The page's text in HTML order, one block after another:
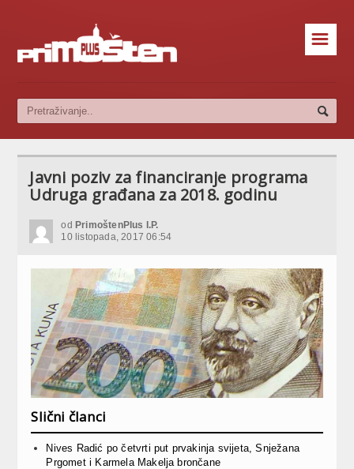
☰
Javni poziv za financiranje programa
Udruga građana za 2018. godinu
od PrimoštenPlus I.P.
10 listopada, 2017 06:54
Slični članci
Nives Radić po četvrti put prvakinja svijeta, Snježana
Prgomet i Karmela Makelja brončane